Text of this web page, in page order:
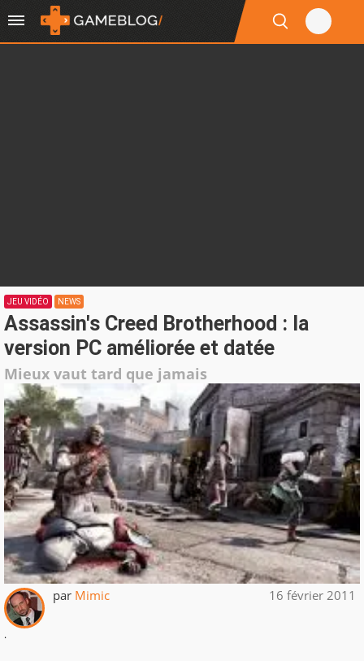
JEU VIDÉO NEWS
Assassin's Creed Brotherhood : la
version PC améliorée et datée
Mieux vaut tard que jamais
par Mimic 16 février 2011
.